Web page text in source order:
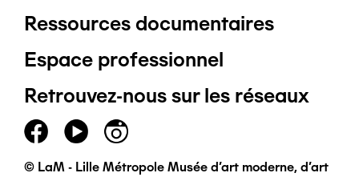
Pied
de
page
principal
Ressources documentaires
Espace professionnel
Retrouvez-nous sur les réseaux
© LaM - Lille Métropole Musée d'art moderne, d'art